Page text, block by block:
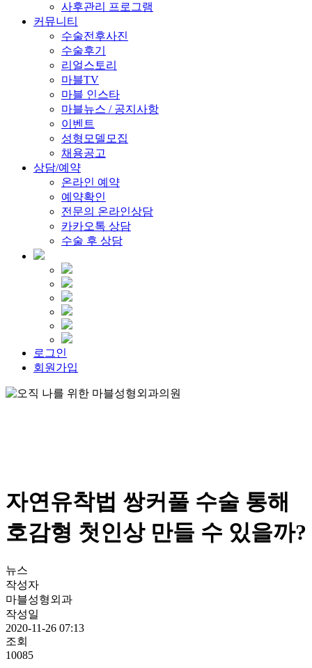
사후관리 프로그램
커뮤니티
수술전후사진
수술후기
리얼스토리
마블TV
마블 인스타
마블뉴스 / 공지사항
이벤트
성형모델모집
채용공고
상담/예약
온라인 예약
예약확인
전문의 온라인상담
카카오톡 상담
수술 후 상담
로그인
회원가입
자연유착법 쌍커풀 수술 통해
호감형 첫인상 만들 수 있을까?
뉴스
작성자
마블성형외과
작성일
2020-11-26 07:13
조회
10085